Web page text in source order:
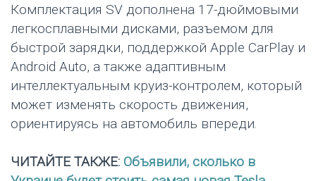
Комплектация SV дополнена 17-дюймовыми
легкосплавными дисками, разъемом для
быстрой зарядки, поддержкой Apple CarPlay и
Android Auto, а также адаптивным
интеллектуальным круиз-контролем, который
может изменять скорость движения,
ориентируясь на автомобиль впереди.
ЧИТАЙТЕ ТАКЖЕ: Объявили, сколько в